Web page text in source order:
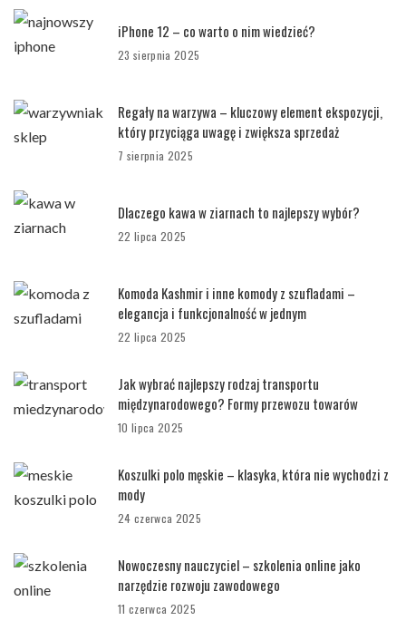
iPhone 12 – co warto o nim wiedzieć?
23 sierpnia 2025
Regały na warzywa – kluczowy element ekspozycji,
który przyciąga uwagę i zwiększa sprzedaż
7 sierpnia 2025
Dlaczego kawa w ziarnach to najlepszy wybór?
22 lipca 2025
Komoda Kashmir i inne komody z szufladami –
elegancja i funkcjonalność w jednym
22 lipca 2025
Jak wybrać najlepszy rodzaj transportu
międzynarodowego? Formy przewozu towarów
10 lipca 2025
Koszulki polo męskie – klasyka, która nie wychodzi z
mody
24 czerwca 2025
Nowoczesny nauczyciel – szkolenia online jako
narzędzie rozwoju zawodowego
11 czerwca 2025